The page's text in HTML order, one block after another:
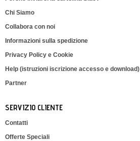
Chi Siamo
Collabora con noi
Informazioni sulla spedizione
Privacy Policy e Cookie
Help (istruzioni iscrizione accesso e download)
Partner
SERVIZIO CLIENTE
Contatti
Offerte Speciali